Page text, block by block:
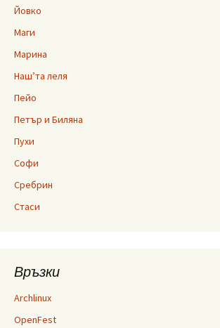
Йовко
Маги
Марина
Наш’та леля
Пейо
Петър и Биляна
Пухи
Софи
Сребрин
Стаси
Връзки
Archlinux
OpenFest